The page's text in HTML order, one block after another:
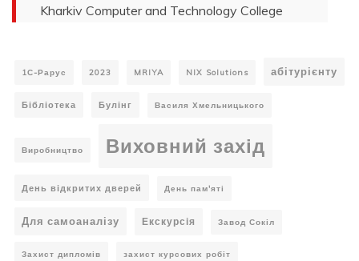
Kharkiv Computer and Technology College
1С-Рарус 2023 MRIYA NIX Solutions абітурієнту
Бібліотека Булінг Василя Хмельницького
Виробництво Виховний захід
День відкритих дверей День пам'яті
Для самоаналізу Екскурсія Завод Сокіл
Захист дипломів захист курсових робіт